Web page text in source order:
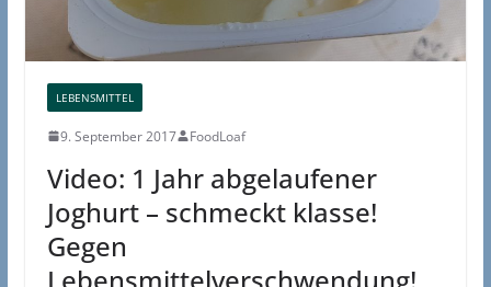
LEBENSMITTEL
9. September 2017 FoodLoaf
Video: 1 Jahr abgelaufener
Joghurt – schmeckt klasse!
Gegen
Lebensmittelverschwendung!